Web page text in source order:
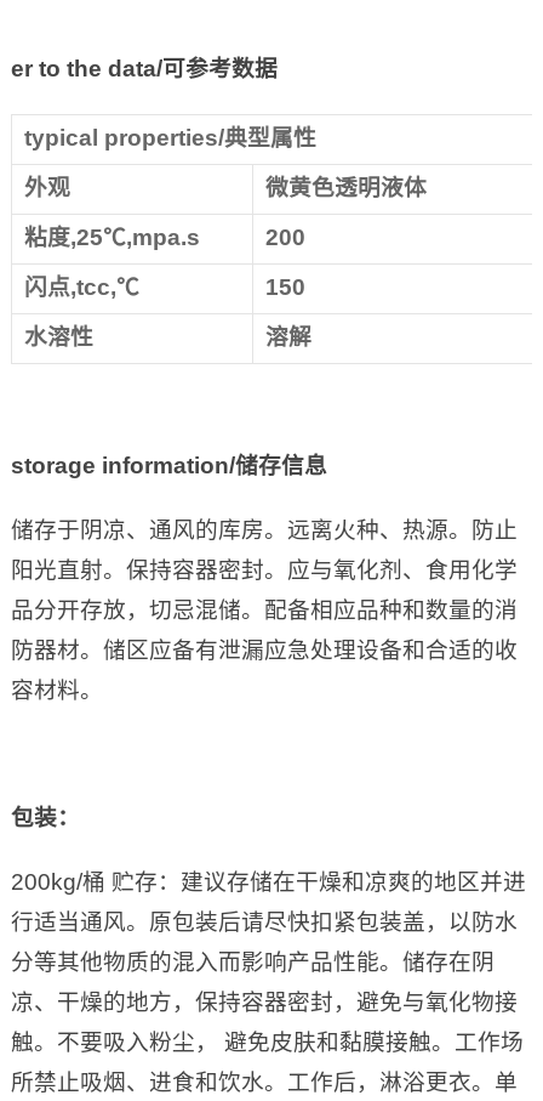
er to the data/可参考数据
typical properties/典型属性
外观
微黄色透明液体
粘度,25℃,mpa.s
200
闪点,tcc,℃
150
水溶性
溶解
storage information/储存信息
储存于阴凉、通风的库房。远离火种、热源。防止
阳光直射。保持容器密封。应与氧化剂、食用化学
品分开存放，切忌混储。配备相应品种和数量的消
防器材。储区应备有泄漏应急处理设备和合适的收
容材料。
包装：
200kg/桶 贮存：建议存储在干燥和凉爽的地区并进
行适当通风。原包装后请尽快扣紧包装盖，以防水
分等其他物质的混入而影响产品性能。储存在阴
凉、干燥的地方，保持容器密封，避免与氧化物接
触。不要吸入粉尘， 避免皮肤和黏膜接触。工作场
所禁止吸烟、进食和饮水。工作后，淋浴更衣。单